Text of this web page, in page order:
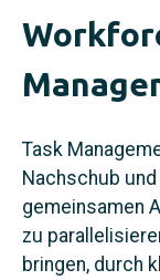
Task
Nachschub
gemeinsamen
zu
bringen, durch